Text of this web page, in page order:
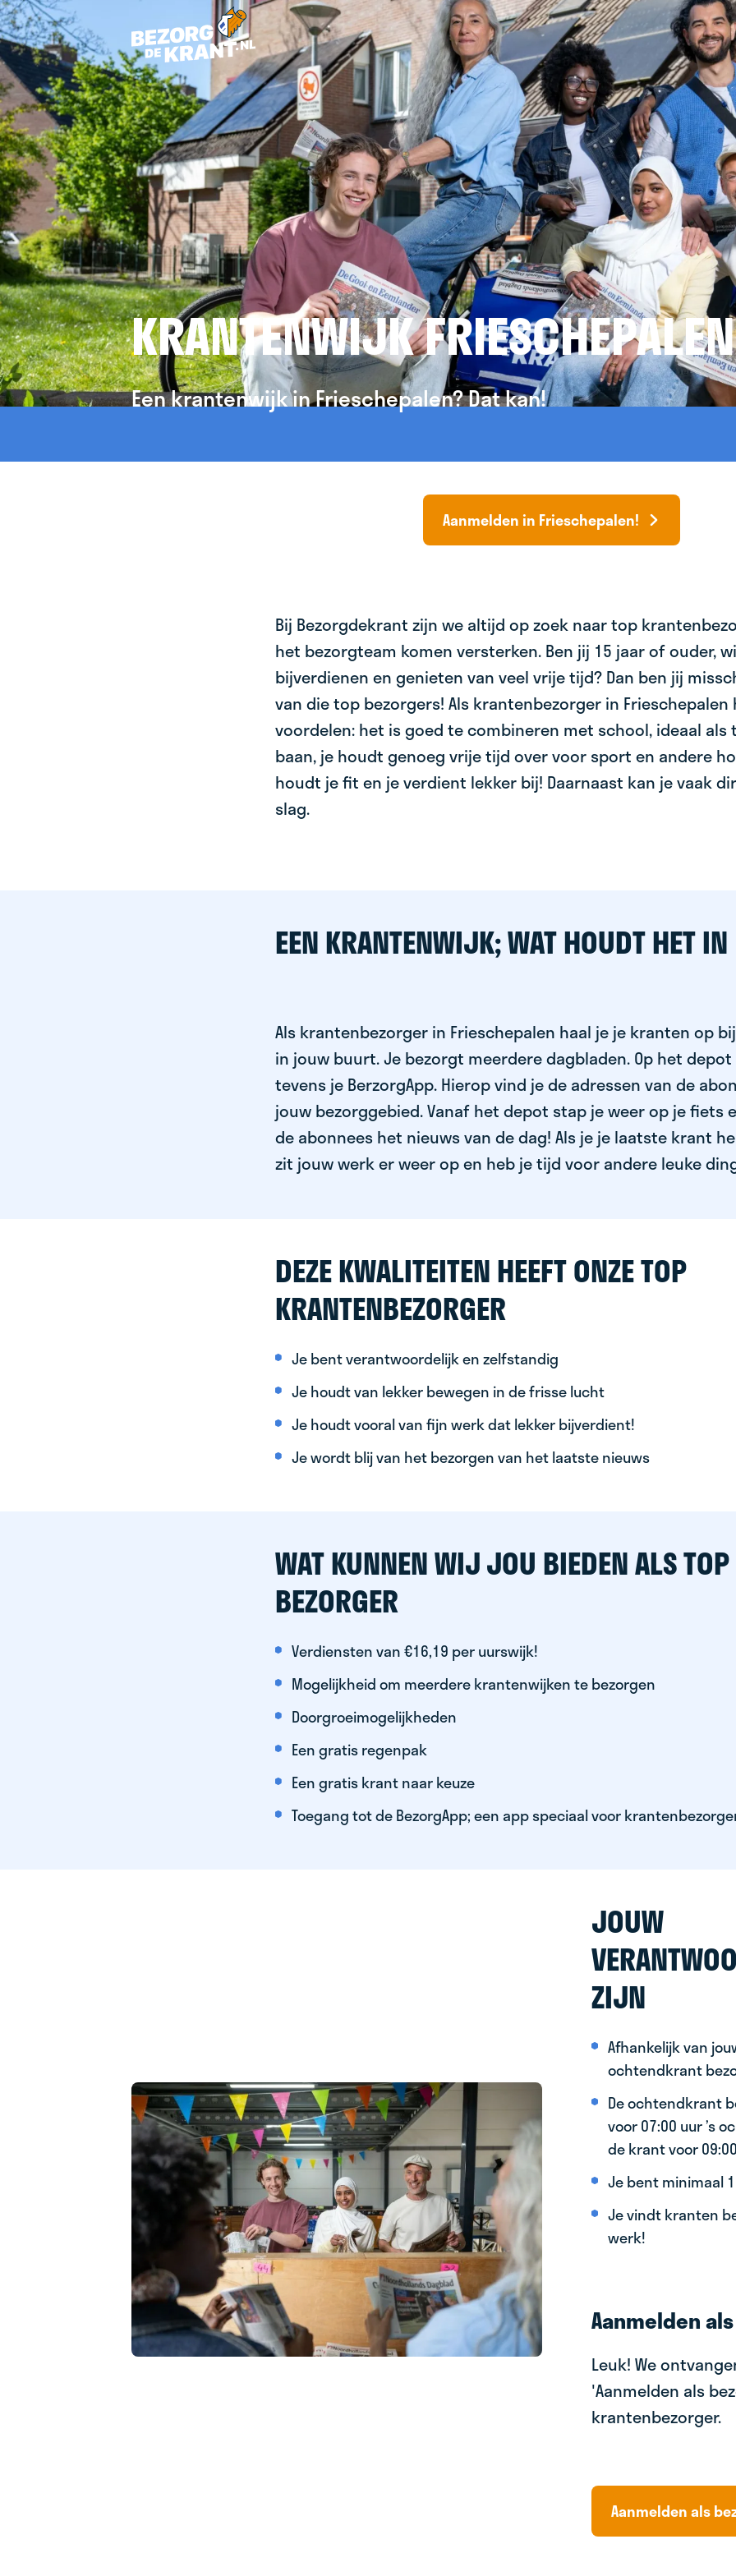
KRANTENWIJK FRIESCHEPALEN
Een krantenwijk in Frieschepalen? Dat kan!
Aanmelden in Frieschepalen!
Bij Bezorgdekrant zijn we altijd op zoek naar top
het bezorgteam komen versterken. Ben jij 15 jaar of ouder,
bijverdienen en genieten van veel vrije tijd? Dan ben jij
van die top bezorgers! Als krantenbezorger in Frieschepalen
voordelen: het is goed te combineren met school, ideaal als
baan, je houdt genoeg vrije tijd over voor sport en andere
houdt je fit en je verdient lekker bij! Daarnaast kan je vaak
slag.
EEN KRANTENWIJK; WAT HOUDT HET IN
Als krantenbezorger in Frieschepalen haal je je kranten op
in jouw buurt. Je bezorgt meerdere dagbladen. Op het
tevens je BerzorgApp. Hierop vind je de adressen van de
jouw bezorggebied. Vanaf het depot stap je weer op je fiets
de abonnees het nieuws van de dag! Als je je laatste krant
zit jouw werk er weer op en heb je tijd voor andere leuke
DEZE KWALITEITEN HEEFT ONZE TOP
KRANTENBEZORGER
Je bent verantwoordelijk en zelfstandig
Je houdt van lekker bewegen in de frisse lucht
Je houdt vooral van fijn werk dat lekker bijverdient!
Je wordt blij van het bezorgen van het laatste nieuws
WAT KUNNEN WIJ JOU BIEDEN ALS TOP
BEZORGER
Verdiensten van €16,19 per uurswijk!
Mogelijkheid om meerdere krantenwijken te bezorgen
Doorgroeimogelijkheden
Een gratis regenpak
Een gratis krant naar keuze
Toegang tot de BezorgApp; een app speciaal voor
JOUW
ZIJN
Afhankelijk van
ochtendkrant
De ochtendkrant
voor 07:00 uur ’s
de krant voor
Je bent minimaal
Je vindt kranten
werk!
Aanmelden
Leuk! We
'Aanmelden als
krantenbezorger.
Aanmelden als